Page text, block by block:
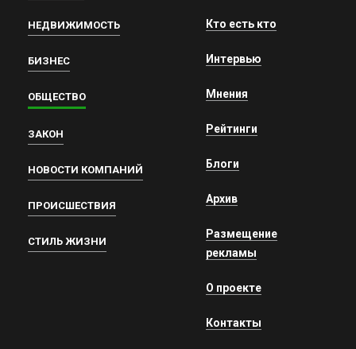
НЕДВИЖИМОСТЬ
БИЗНЕС
ОБЩЕСТВО
ЗАКОН
НОВОСТИ КОМПАНИЙ
ПРОИСШЕСТВИЯ
СТИЛЬ ЖИЗНИ
Кто есть кто
Интервью
Мнения
Рейтинги
Блоги
Архив
Размещение
рекламы
О проекте
Контакты